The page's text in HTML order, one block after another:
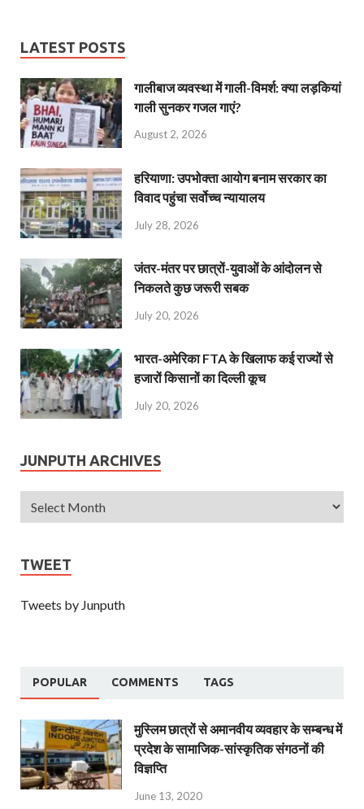
LATEST POSTS
गालीबाज व्‍यवस्‍था में गाली-विमर्श: क्या लड़कियां
गाली सुनकर गजल गाएं?
August 2, 2026
हरियाणा: उपभोक्ता आयोग बनाम सरकार का
विवाद पहुंचा सर्वोच्च न्यायालय
July 28, 2026
जंतर-मंतर पर छात्रों-युवाओं के आंदोलन से
निकलते कुछ जरूरी सबक
July 20, 2026
भारत-अमेरिका FTA के खिलाफ कई राज्यों से
हजारों किसानों का दिल्ली कूच
July 20, 2026
JUNPUTH ARCHIVES
TWEET
Tweets by Junputh
POPULAR COMMENTS TAGS
मुस्लिम छात्रों से अमानवीय व्यवहार के सम्बन्ध में
प्रदेश के सामाजिक-सांस्कृतिक संगठनों की
विज्ञप्ति
June 13, 2020